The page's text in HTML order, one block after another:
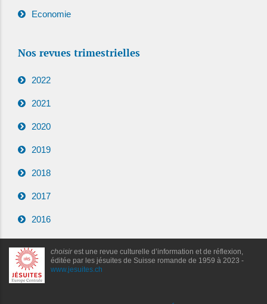
Economie
Nos revues trimestrielles
2022
2021
2020
2019
2018
2017
2016
choisirest une revue culturelle d’information et de réflexion,
éditée par les jésuites de Suisse romande de 1959 à 2023 -
www.jesuites.ch